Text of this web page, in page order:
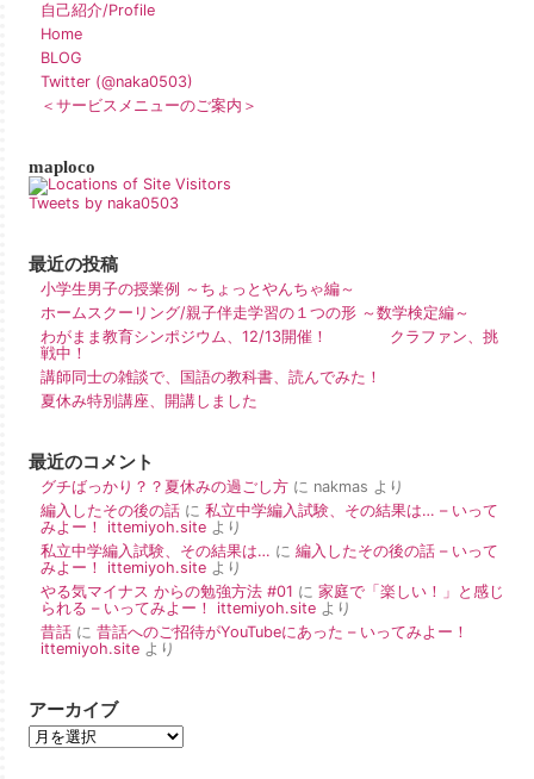
自己紹介/Profile
Home
BLOG
Twitter (@naka0503)
＜サービスメニューのご案内＞
maploco
Tweets by naka0503
最近の投稿
小学生男子の授業例 ～ちょっとやんちゃ編～
ホームスクーリング/親子伴走学習の１つの形 ～数学検定編～
わがまま教育シンポジウム、12/13開催！ クラファン、挑
戦中！
講師同士の雑談で、国語の教科書、読んでみた！
夏休み特別講座、開講しました
最近のコメント
グチばっかり？？夏休みの過ごし方 に nakmas より
編入したその後の話 に 私立中学編入試験、その結果は… – いって
みよー！ ittemiyoh.site より
私立中学編入試験、その結果は… に 編入したその後の話 – いって
みよー！ ittemiyoh.site より
やる気マイナス からの勉強方法 #01 に 家庭で「楽しい！」と感じ
られる – いってみよー！ ittemiyoh.site より
昔話 に 昔話へのご招待がYouTubeにあった – いってみよー！
ittemiyoh.site より
アーカイブ